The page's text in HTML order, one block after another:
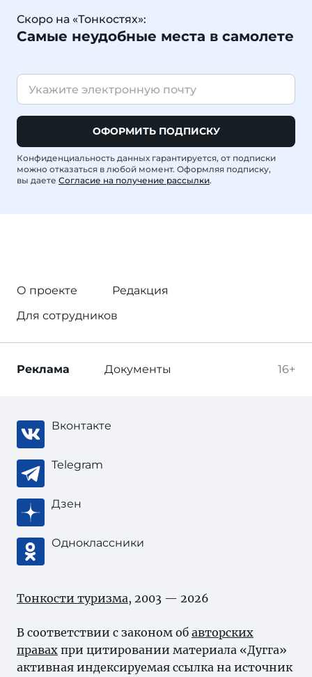
Скоро на «Тонкостях»:
Самые неудобные места в самолете
ОФОРМИТЬ ПОДПИСКУ
Конфиденциальность данных гарантируется, от подписки
можно отказаться в любой момент. Оформляя подписку,
вы даете Согласие на получение рассылки.
О проекте
Редакция
Для сотрудников
16+
Реклама Документы
Вконтакте
Telegram
Дзен
Одноклассники
Тонкости туризма, 2003 — 2026
В соответствии с законом об авторских
правах при цитировании материала «Дугга»
активная индексируемая ссылка на источник